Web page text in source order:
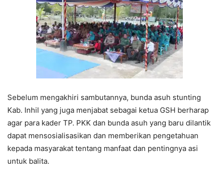
Sebelum mengakhiri sambutannya, bunda asuh stunting
Kab. Inhil yang juga menjabat sebagai ketua GSH berharap
agar para kader TP. PKK dan bunda asuh yang baru dilantik
dapat mensosialisasikan dan memberikan pengetahuan
kepada masyarakat tentang manfaat dan pentingnya asi
untuk balita.